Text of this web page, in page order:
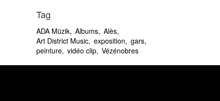
Tag
ADA Müzik Albums Alès
Art District Music exposition gars
peinture vidéo clip Vézénobres